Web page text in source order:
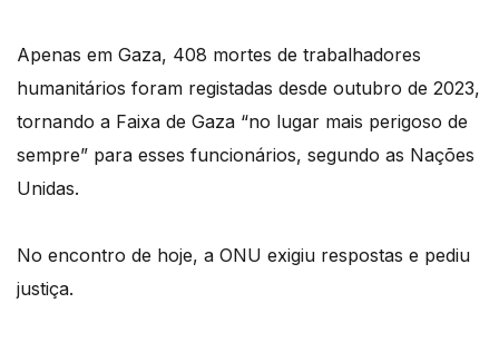
Apenas em Gaza, 408 mortes de trabalhadores
humanitários foram registadas desde outubro de 2023,
tornando a Faixa de Gaza “no lugar mais perigoso de
sempre” para esses funcionários, segundo as Nações
Unidas.
No encontro de hoje, a ONU exigiu respostas e pediu
justiça.